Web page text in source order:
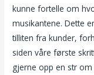
kunne fortelle om
musikantene. Dette
tilliten fra kunder,
siden våre første
gjerne opp en str